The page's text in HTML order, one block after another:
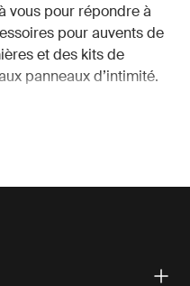
vous pour répondre à
pour auvents de
et des kits de
panneaux d’intimité.
d’auvent
votre espace extérieur
fournir un éclairage